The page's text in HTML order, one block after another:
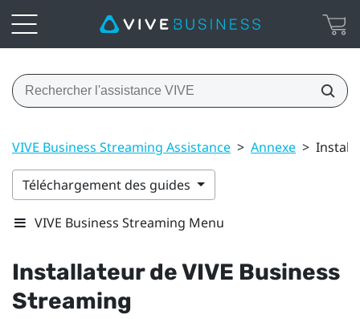
VIVE Business Streaming Assistance > Annexe >
Téléchargement des guides
VIVE Business Streaming Menu
Installateur deVIVE Business
Streaming